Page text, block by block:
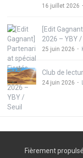
16 juillet 2026
[Edit
2026 – YBY /
25 juin 2026
Club de
24 juin 2026
Fièrement